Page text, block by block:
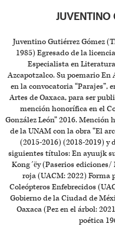
JUVENTINO
Juventino Gutiérrez Gómez
1985) Egresado de la
Especialista en
Azcapotzalco. Su poemario
en la convocatoria “Parajes”,
Artes de Oaxaca, para ser
mención honorífica en el
González León” 2016.
de la UNAM con la obra “El
(2015-2016) (2018-2019) y
siguientes títulos: En ayuujk
Kong´ëy (Paserios ediciones/
roja (UACM: 2022) Forma
Coleópteros Enfebrecidos
Gobierno de la Ciudad de
Oaxaca (Pez en el árbol:
poética